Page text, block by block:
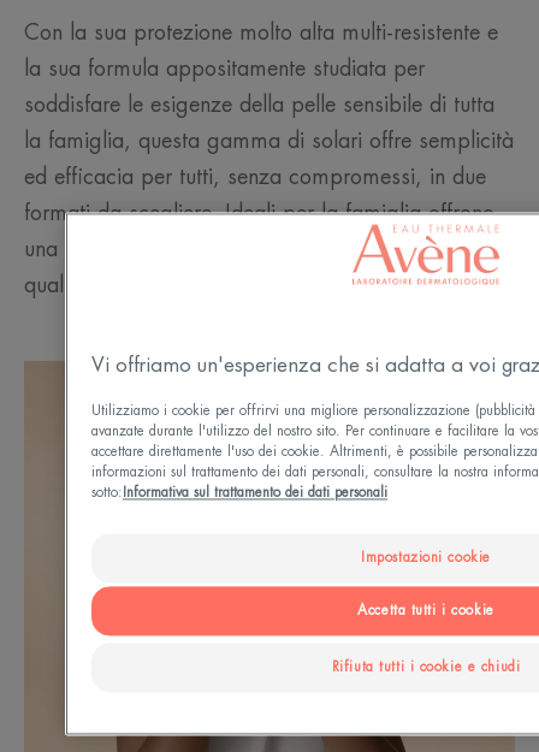
Con la sua protezione molto alta multi-resistente e
la sua formula appositamente studiata per
soddisfare le esigenze della pelle sensibile di tutta
la famiglia, questa gamma di solari offre semplicità
ed efficacia per tutti, senza compromessi, in due
formati da scegliere. Ideali per la famiglia offrono
una protezione ottimale per tutti i tipi di pelle, in
qualsiasi condizione climatica o circostanza.
Vi offriamo un'esperienza che si adatta a voi
Utilizziamo i cookie per offrirvi una migliore personalizzazione
avanzate durante l'utilizzo del nostro sito. Per continuare e facilitare la
accettare direttamente l'uso dei cookie. Altrimenti, è possibile
informazioni sul trattamento dei dati personali, consultare la nostra
sotto: Informativa sul trattamento dei dati personali
Impostazioni cookie
Rifiuta tutti i cookie e chiudi
Accetta tutti i cookie